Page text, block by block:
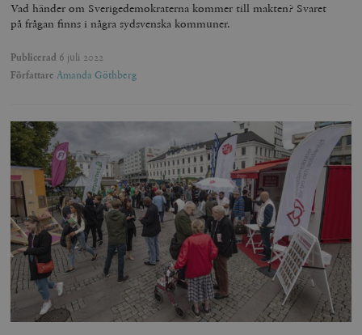
Vad händer om Sverigedemokraterna kommer till makten? Svaret
på frågan finns i några sydsvenska kommuner.
Publicerad 6 juli 2022
Författare Amanda Göthberg